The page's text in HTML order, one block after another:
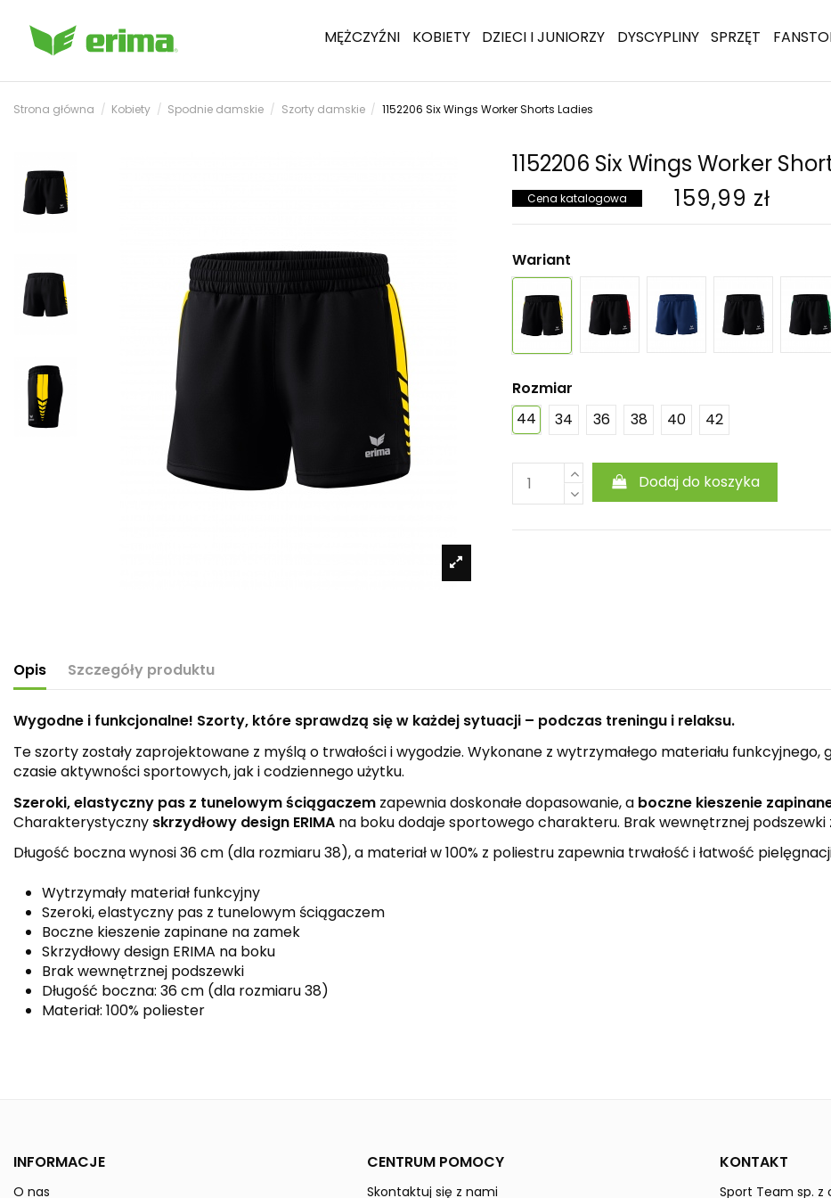
MĘŻCZYŹNI KOBIETY DZIECI I JUNIORZY DYSCYPLINY SPRZĘT
Strona główna Kobiety Spodnie damskie Szorty damskie 1152206 Six Wings Worker Shorts Ladies
1152206 Six Wings Worker
Cena katalogowa 159,99 zł
Wariant
Rozmiar
44
34 36 38 40 42
Dodaj do koszyka
Opis Szczegóły produktu
Wygodne i funkcjonalne! Szorty, które sprawdzą się w każdej sytuacji – podczas treningu i relaksu.
Te szorty zostały zaprojektowane z myślą o trwałości i wygodzie. Wykonane z wytrzymałego materiału
czasie aktywności sportowych, jak i codziennego użytku.
Szeroki, elastyczny pas z tunelowym ściągaczem zapewnia doskonałe dopasowanie, a boczne kieszenie
Charakterystyczny skrzydłowy design ERIMA na boku dodaje sportowego charakteru. Brak wewnętrznej
Długość boczna wynosi 36 cm (dla rozmiaru 38), a materiał w 100% z poliestru zapewnia trwałość i łatwość
Wytrzymały materiał funkcyjny
Szeroki, elastyczny pas z tunelowym ściągaczem
Boczne kieszenie zapinane na zamek
Skrzydłowy design ERIMA na boku
Brak wewnętrznej podszewki
Długość boczna: 36 cm (dla rozmiaru 38)
Materiał: 100% poliester
Indeks
INFORMACJE
O nas
CENTRUM POMOCY
Skontaktuj się z nami
KONTAKT
Sport Team sp. z